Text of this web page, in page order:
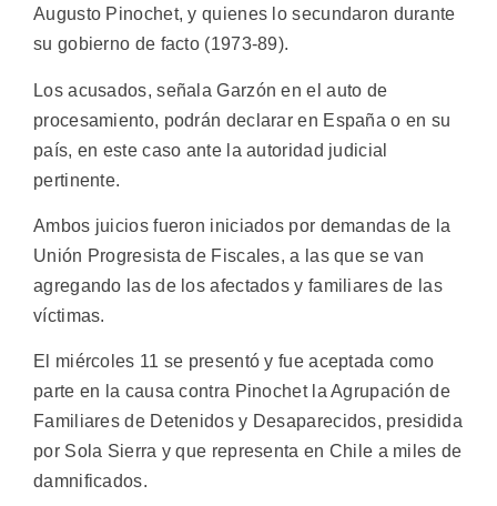
Augusto Pinochet, y quienes lo secundaron durante
su gobierno de facto (1973-89).
Los acusados, señala Garzón en el auto de
procesamiento, podrán declarar en España o en su
país, en este caso ante la autoridad judicial
pertinente.
Ambos juicios fueron iniciados por demandas de la
Unión Progresista de Fiscales, a las que se van
agregando las de los afectados y familiares de las
víctimas.
El miércoles 11 se presentó y fue aceptada como
parte en la causa contra Pinochet la Agrupación de
Familiares de Detenidos y Desaparecidos, presidida
por Sola Sierra y que representa en Chile a miles de
damnificados.